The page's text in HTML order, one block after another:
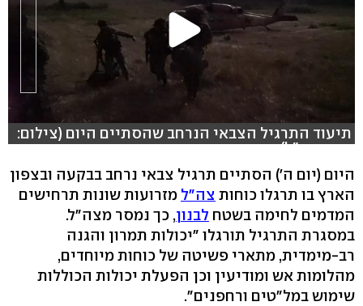
תיעוד התרגיל הצבאי הנרחב שהסתיים היום (צילום:
דובר צה"ל)
היום (יום ה') הסתיים תרגיל צבאי נרחב בבקעה ובצפון
הארץ בו תרגלו כוחות צה"ל מזרועות שונות תרחישים
המדמים לחימה בשטח לבנון, כך נמסר מצה"ל.
במסגרת התרגיל תורגלו "יכולות תמרון והגנה
רב-מימדית, מתארי פשיטה של כוחות מיוחדים,
מהלומות אש ומודיעין וכן הפעלת יכולות הכוללות
שימוש במל"טים ורחפנים".